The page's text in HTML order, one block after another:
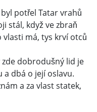
potřel Tatar vrahů
stál, když ve zbraň
má, tys krví otců
dobrodušný lid je
a dbá o její oslavu.
a za vlast statek,